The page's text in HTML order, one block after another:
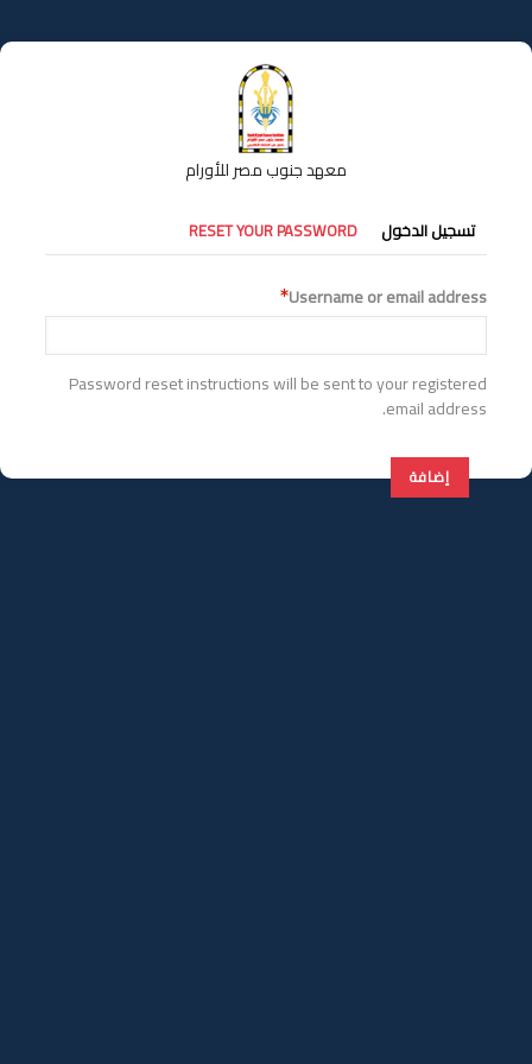
إلى
المحتوى
معهد جنوب مصر للأورام
التبويبات
الأساسية
تسجيل الدخول RESET YOUR PASSWORD
Username or email address
Password reset instructions will be sent to your registered
email address.